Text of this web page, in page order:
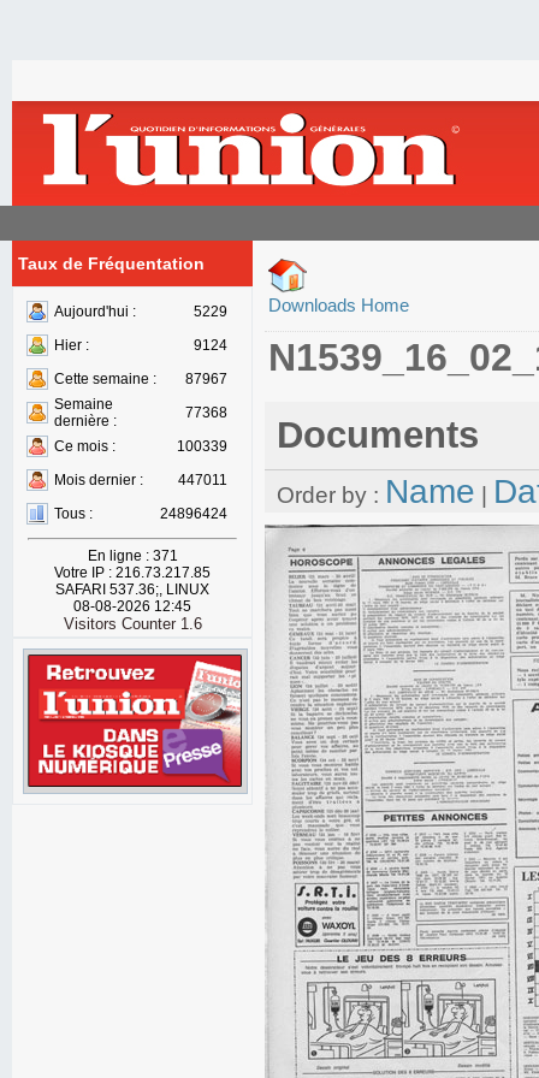
Taux de Fréquentation
Aujourd'hui :
5229
Hier :
9124
Cette semaine :
87967
Semaine
dernière :
77368
Ce mois :
100339
Mois dernier :
447011
Tous :
24896424
En ligne : 371
Votre IP : 216.73.217.85
SAFARI 537.36;, LINUX
08-08-2026 12:45
Visitors Counter 1.6
Downloads Home
Documents
Order by : Name